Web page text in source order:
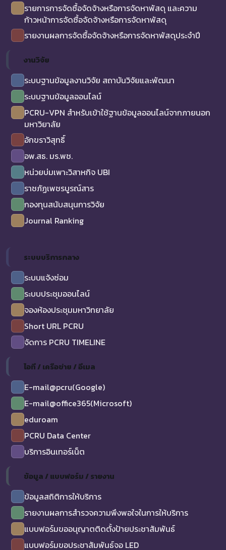
รายการการจัดซื้อจัดจ้างหรือการจัดหาพัสดุ และความ
ก้าวหน้าการจัดซื้อจัดจ้างหรือการจัดหาพัสดุ
รายงานผลการจัดซื้อจัดจ้างหรือการจัดหาพัสดุประจำปี
งานวิจัย
ระบบฐานข้อมูลงานวิจัย สถาบันวิจัยและพัฒนา
ระบบฐานข้อมูลออนไลน์
PCRU-VPN สำหรับเข้าใช้ฐานข้อมูลออนไลน์จากภายนอก
มหาวิยาลัย
อักขราวิสุทธิ์
อพ.สธ. มร.พช.
หน่วยบ่มเพาะวิสาหกิจ UBI
ราชภัฏเพชรบูรณ์สาร
กองทุนสนับสนุนการวิจัย
Journal Ranking
ระบบบริการกลาง
ระบบแจ้งซ่อม
ระบบประชุมออนไลน์
จองห้องประชุมมหาวิทยาลัย
Short URL PCRU
จัดการ PCRU TIMELINE
ไอที / เครือข่าย / อีเมล
E-mail@pcru(Google)
E-mail@office365(Microsoft)
eduroam
PCRU Data Center
บริการอินเทอร์เน็ต
ข้อมูล / แบบฟอร์ม / รายงาน
ข้อมูลสถิติการให้บริการ
รายงานผลการสำรวจความพึงพอใจในการให้บริการ
แบบฟอร์มขออนุญาตติดตั้งป้ายประชาสัมพันธ์
แบบฟอร์มขอประชาสัมพันธ์จอ LED